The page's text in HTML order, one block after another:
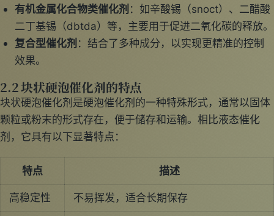
有机金属化合物类催化剂 ：如辛酸锡（snoct）、二醋酸
二丁基锡（dbtda）等，主要用于促进二氧化碳的释放。
复合型催化剂 ：结合了多种成分，以实现更精准的控制
效果。
2.2 块状硬泡催化剂的特点
块状硬泡催化剂是硬泡催化剂的一种特殊形式，通常以固体
颗粒或粉末的形式存在，便于储存和运输。相比液态催化
剂，它具有以下显著特点：
特点
描述
高稳定性
不易挥发，适合长期保存